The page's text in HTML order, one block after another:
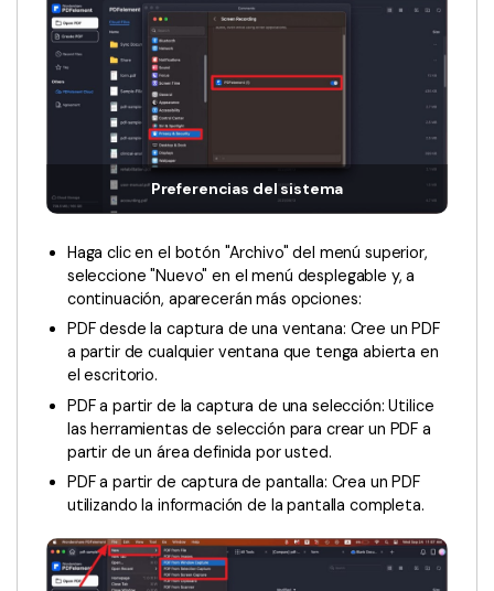
eSign PDF
PDF por lotes
Censurar PDF Nuevo
PDF OCR
Extraer datos de PDF
Compartir PDF
Soluciones completas
Educación
Servicio de TI
Legal
Sanidad
Finanzas
¿Por qué PDFelement?
Reseñas
Historias de clientes
Comparación de software
Usar mejor PDFelement
¿Qué hay de nuevo?
Especificaciones técnicas
Soporte de contacto
Guía del usuario
PDFelement para Windows
PDFelement para Mac
Videos tutoriales
PDFelement para iOS
Preferencias del sistema
Haga clic en el botón "Archivo" del menú superior,
seleccione "Nuevo" en el menú desplegable y, a
continuación, aparecerán más opciones:
PDF desde la captura de una ventana: Cree un PDF
a partir de cualquier ventana que tenga abierta en
el escritorio.
PDF a partir de la captura de una selección: Utilice
las herramientas de selección para crear un PDF a
partir de un área definida por usted.
PDF a partir de captura de pantalla: Crea un PDF
utilizando la información de la pantalla completa.